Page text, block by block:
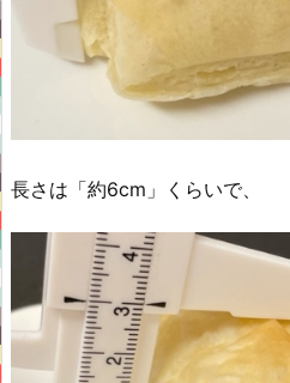
長さは「約6cm」くらいで、